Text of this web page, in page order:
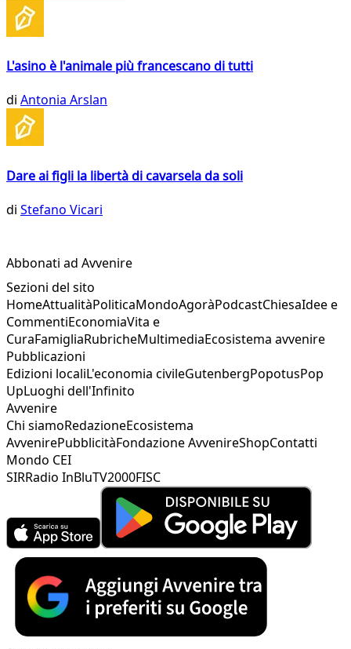
L'asino è l'animale più francescano di tutti
di Antonia Arslan
Dare ai figli la libertà di cavarsela da soli
di Stefano Vicari
Abbonati ad Avvenire
Sezioni del sito
HomeAttualitàPoliticaMondoAgoràPodcastChiesaIdee e
CommentiEconomiaVita e
CuraFamigliaRubricheMultimediaEcosistema avvenire
Pubblicazioni
Edizioni localiL'economia civileGutenbergPopotusPop
UpLuoghi dell'Infinito
Avvenire
Chi siamoRedazioneEcosistema
AvvenirePubblicitàFondazione AvvenireShopContatti
Mondo CEI
SIRRadio InBluTV2000FISC